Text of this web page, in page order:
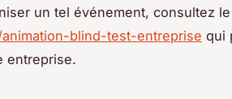
un tel événement, consultez
blind-test-entreprise qui
entreprise.